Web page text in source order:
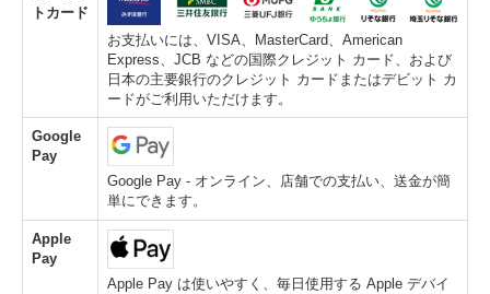
トカード
お支払いには、VISA、MasterCard、American
Express、JCB などの国際クレジット カード、および
日本の主要銀行のクレジット カードまたはデビット カ
ードがご利用いただけます。
Google
Pay
Google Pay - オンライン、店舗での支払い、送金が簡
単にできます。
Apple
Pay
Apple Pay は使いやすく、毎日使用する Apple デバイ